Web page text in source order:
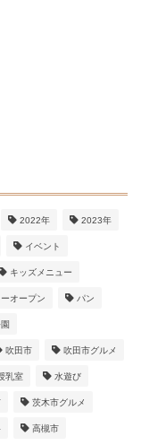
2022年 2023年
イベント
キッズメニュー
ーオープン パン
吹田市 吹田市グルメ
乳室 水遊び
茨木市グルメ
高槻市